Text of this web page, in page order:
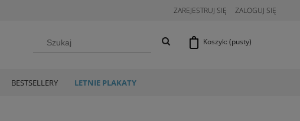
ZAREJESTRUJ SIĘ ZALOGUJ SIĘ
Koszyk: (pusty)
BESTSELLERY LETNIE PLAKATY